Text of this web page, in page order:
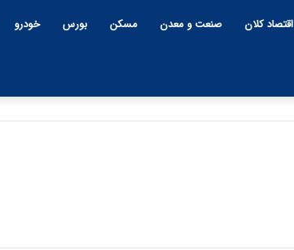
اقتصاد کلان صنعت و معدن مسکن بورس خودرو